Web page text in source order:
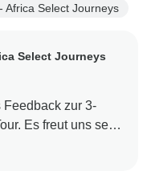
Africa Select Journeys
Select Journeys
zur 3-
Es freut uns sehr
genossen